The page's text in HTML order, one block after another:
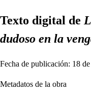
Texto digital de
dudoso en la
Fecha de publicación: 18
Metadatos de la obra